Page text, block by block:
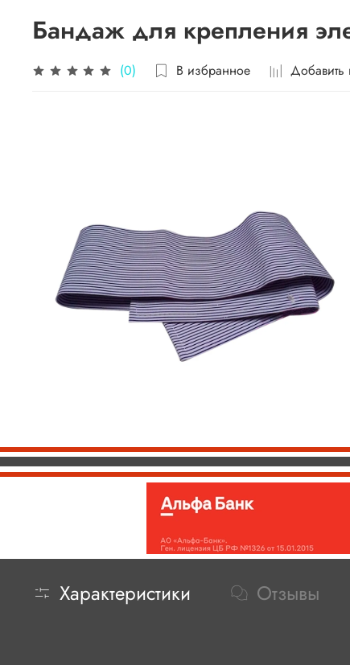
Бандаж для крепления
(0) В избранное Добавить
Характеристики Отзывы